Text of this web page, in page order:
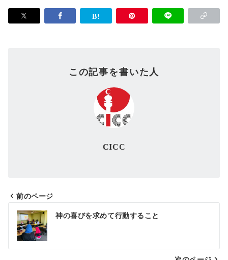
この記事を書いた人
CICC
投
稿
ナ
前のページ
神の喜びを求めて行動すること